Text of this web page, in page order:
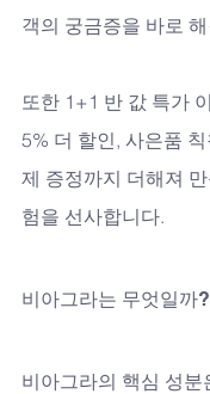
객의 궁금증을 바로
또한 1+1 반 값 특가
5% 더 할인, 사은품
제 증정까지 더해져
험을 선사합니다.
비아그라는 무엇일까
비아그라의 핵심 성분